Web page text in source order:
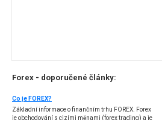
Forex - doporučené články:
Co je FOREX?
Základní informace o finančním trhu FOREX. Forex
je obchodování s cizími měnami (forex trading) a je